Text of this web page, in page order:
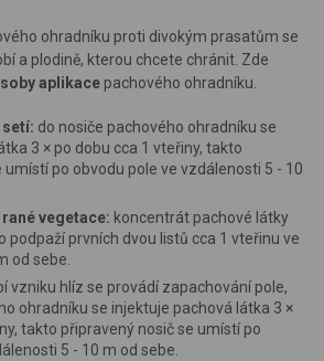
ohradníku proti divokým prasatům se
a plodině, kterou chcete chránit. Zde
aplikace pachového ohradníku.
setí: do nosiče pachového ohradníku se
3 × po dobu cca 1 vteřiny, takto
umístí po obvodu pole ve vzdálenosti 5 - 10
vegetace: koncentrát pachové látky
podpaží prvních dvou listů cca 1 vteřinu ve
od sebe.
vzniku hlíz se provádí zapachování pole,
ohradníku se injektuje pachová látka 3 ×
takto připravený nosič se umístí po
5 - 10 m od sebe.